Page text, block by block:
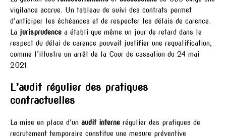
vigilance accrue. Un tableau de suivi des contrats permet
d’anticiper les échéances et de respecter les délais de carence.
La jurisprudence a établi que même un jour de retard dans le
respect du délai de carence pouvait justifier une requalification,
comme l’illustre un arrêt de la Cour de cassation du 24 mai
2021.
L’audit régulier des pratiques
contractuelles
La mise en place d’un audit interne régulier des pratiques de
recrutement temporaire constitue une mesure préventive